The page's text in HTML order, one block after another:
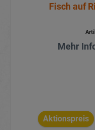
Fisch auf
Mehr
Aktionspreis